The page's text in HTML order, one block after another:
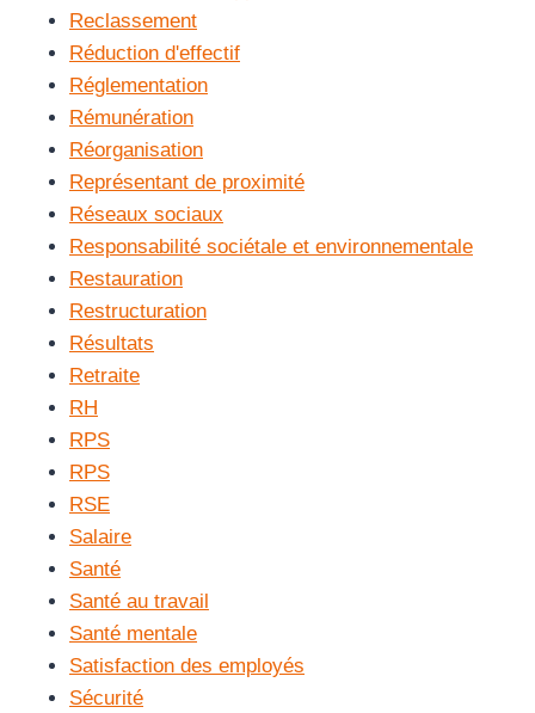
Reclassement
Réduction d'effectif
Réglementation
Rémunération
Réorganisation
Représentant de proximité
Réseaux sociaux
Responsabilité sociétale et environnementale
Restauration
Restructuration
Résultats
Retraite
RH
RPS
RPS
RSE
Salaire
Santé
Santé au travail
Santé mentale
Satisfaction des employés
Sécurité